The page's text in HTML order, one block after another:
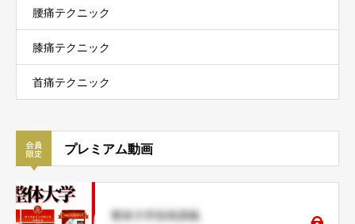
腰痛テクニック
膝痛テクニック
首痛テクニック
プレミアム動画
整体大学技術講義